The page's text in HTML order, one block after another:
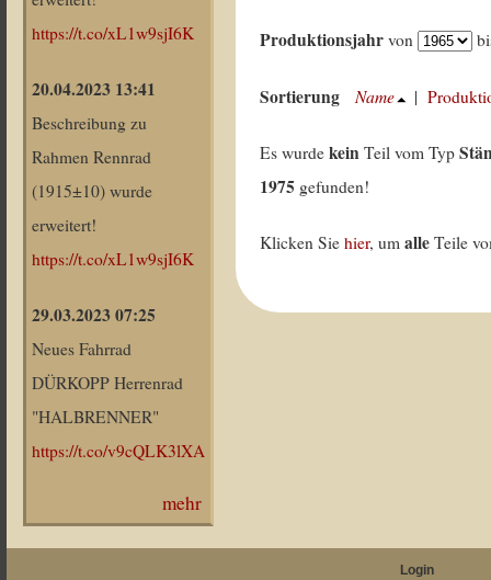
https://t.co/xL1w9sjI6K
20.04.2023 13:41
Beschreibung zu
Rahmen Rennrad
(1915±10) wurde
erweitert!
https://t.co/xL1w9sjI6K
29.03.2023 07:25
Neues Fahrrad
DÜRKOPP Herrenrad
"HALBRENNER"
https://t.co/v9cQLK3lXA
mehr
Produktionsjahr von
Sortierung Name |
Es wurdekein Teil vom Typ
1975 gefunden!
Klicken Siehier, umalle Teile
Login